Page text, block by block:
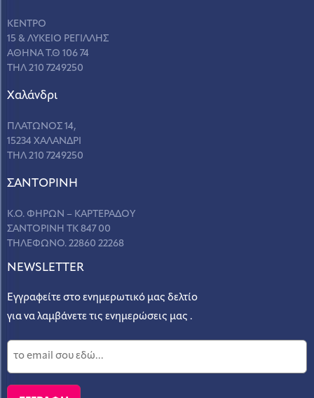
ΚΕΝΤΡΟ
15 & ΛΥΚΕΙΟ ΡΕΓΙΛΛΗΣ
ΑΘΗΝΑ Τ.Θ 106 74
ΤΗΛ 210 7249250
Χαλάνδρι
ΠΛΑΤΩΝΟΣ 14,
15234 ΧΑΛΑΝΔΡΙ
ΤΗΛ 210 7249250
ΣANΤΟΡΙΝΗ
Κ.Ο. ΦΗΡΩΝ – ΚΑΡΤΕΡΑΔΟΥ
ΣΑΝΤΟΡΙΝΗ ΤΚ 847 00
ΤΗΛΕΦΩΝΟ. 22860 22268
NEWSLETTER
Εγγραφείτε στο ενημερωτικό μας δελτίο
για να λαμβάνετε τις ενημερώσεις μας .